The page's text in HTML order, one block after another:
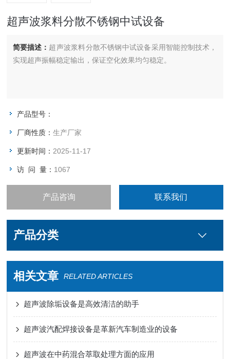
超声波浆料分散不锈钢中试设备
简要描述： 超声波浆料分散不锈钢中试设备采用智能控制技术，
实现超声振幅稳定输出，保证空化效果均匀稳定。
产品型号：
厂商性质：生产厂家
更新时间： 2025-11-17
访 问 量： 1067
产品咨询 联系我们
产品分类
相关文章 RELATED ARTICLES
超声波除垢设备是高效清洁的助手
超声波汽配焊接设备是革新汽车制造业的设备
超声波在中药混合萃取处理方面的应用